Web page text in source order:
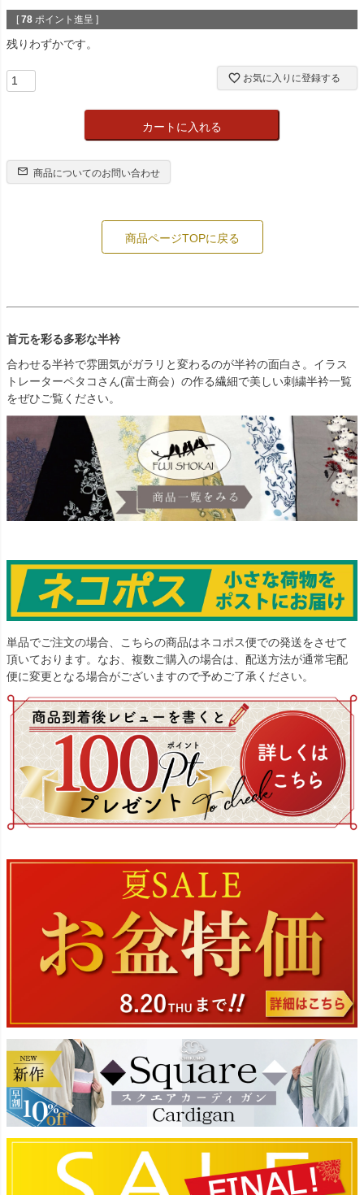
[ 78 ポイント進呈 ]
残りわずかです。
お気に入りに登録する
カートに入れる
商品についてのお問い合わせ
商品ページTOPに戻る
首元を彩る多彩な半衿
合わせる半衿で雰囲気がガラリと変わるのが半衿の面白さ。イラス
トレーターペタコさん(富士商会）の作る繊細で美しい刺繍半衿一覧
をぜひご覧ください。
単品でご注文の場合、こちらの商品はネコポス便での発送をさせて
頂いております。なお、複数ご購入の場合は、配送方法が通常宅配
便に変更となる場合がございますので予めご了承ください。